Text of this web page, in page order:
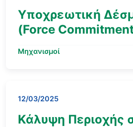
Υποχρεωτική
(Force
Μηχανισμοί
12/03/2025
Κάλυψη Περιοχής